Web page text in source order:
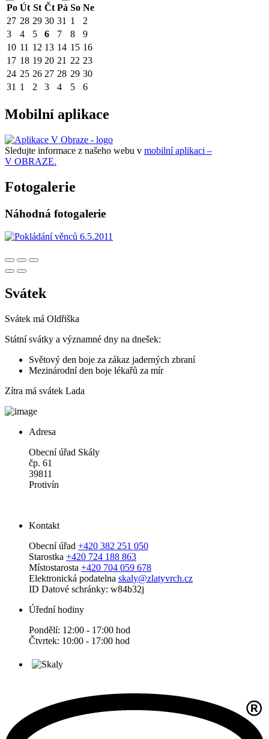
Po Út St Čt Pá So Ne
27 28 29 30 31 1
2
3
4 5 6 7 8
9
10 11 12 13 14 15 16
17 18 19 20 21 22 23
24 25 26 27 28 29 30
31 1 2 3 4 5 6
Mobilní aplikace
Sledujte informace z našeho webu v mobilní aplikaci –
V OBRAZE.
Fotogalerie
Náhodná fotogalerie
Svátek
Svátek má Oldřiška
Státní svátky a významné dny na dnešek:
Světový den boje za zákaz jaderných zbraní
Mezinárodní den boje lékařů za mír
Zítra má svátek Lada
Adresa
Obecní úřad Skály
čp. 61
39811
Protivín
Kontakt
Obecní úřad +420 382 251 050
Starostka +420 724 188 863
Místostarosta +420 704 059 678
Elektronická podatelna skaly@zlatyvrch.cz
ID Datové schránky: w84b32j
Úřední hodiny
Pondělí: 12:00 - 17:00 hod
Čtvrtek: 10:00 - 17:00 hod